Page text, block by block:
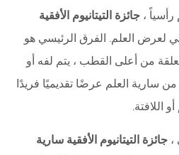
، جائزة التيتانيوم الأفقية
لعرض العلم. الفرق الرئيسي هو
من أعلى القطب ، يتم لفه أو
سارية العلم عرضًا تقديميًا فريدًا
اللافتة.
، جائزة التيتانيوم الأفقية سارية